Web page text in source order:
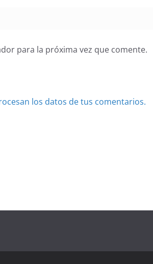
para la próxima vez que comente.
los datos de tus comentarios.